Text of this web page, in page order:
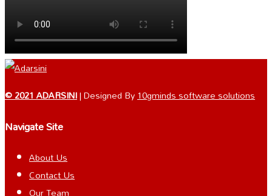
© 2021 ADARSINI| Designed By10gminds software solutions
Navigate Site
About Us
Contact Us
Our Team